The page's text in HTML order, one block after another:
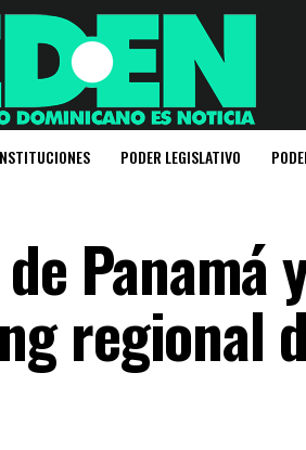
PODER LEGISLATIVO
Panamá
regional